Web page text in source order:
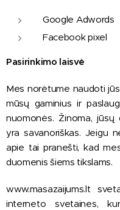
Google Adwords
Facebook pixel
Pasirinkimo laisvė
Mes norėtume naudoti
mūsų gaminius ir
nuomonės. Žinoma, jūsų
yra savanoriškas. Jeigu
apie tai pranešti, kad
duomenis šiems tikslams.
www.masazaijums.lt
interneto svetaines,